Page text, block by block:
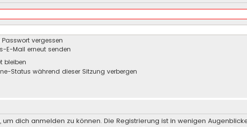
vergessen
E-Mail erneut senden
bleiben
Status während dieser Sitzung verbergen
dich anmelden zu können. Die Registrierung ist in wenigen